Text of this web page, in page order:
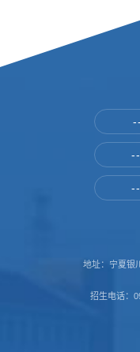
地址：宁夏银
招生电话：